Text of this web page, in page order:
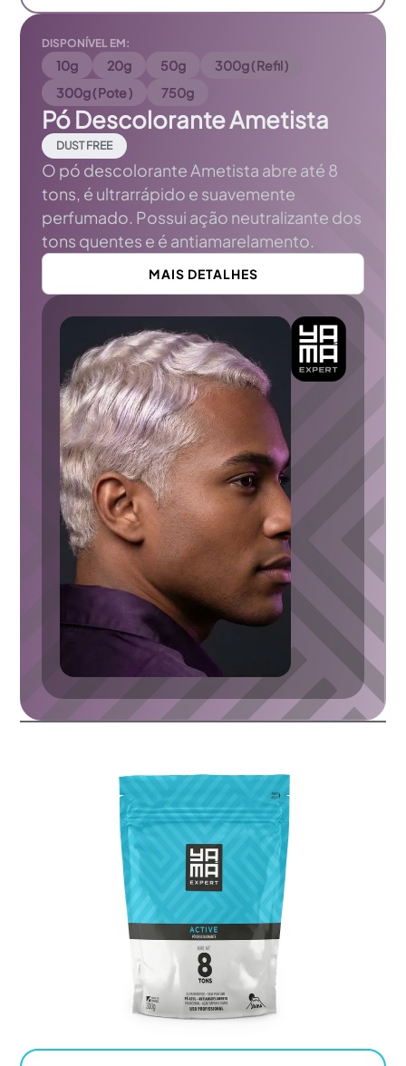
DISPONÍVEL EM:
10g 20g 50g
300g ( Refil )
300g ( Pote )
750g
Pó Descolorante Ametista
DUST FREE
O pó descolorante Ametista abre até 8
tons, é ultrarrápido e suavemente
perfumado. Possui ação neutralizante dos
tons quentes e é antiamarelamento.
MAIS DETALHES